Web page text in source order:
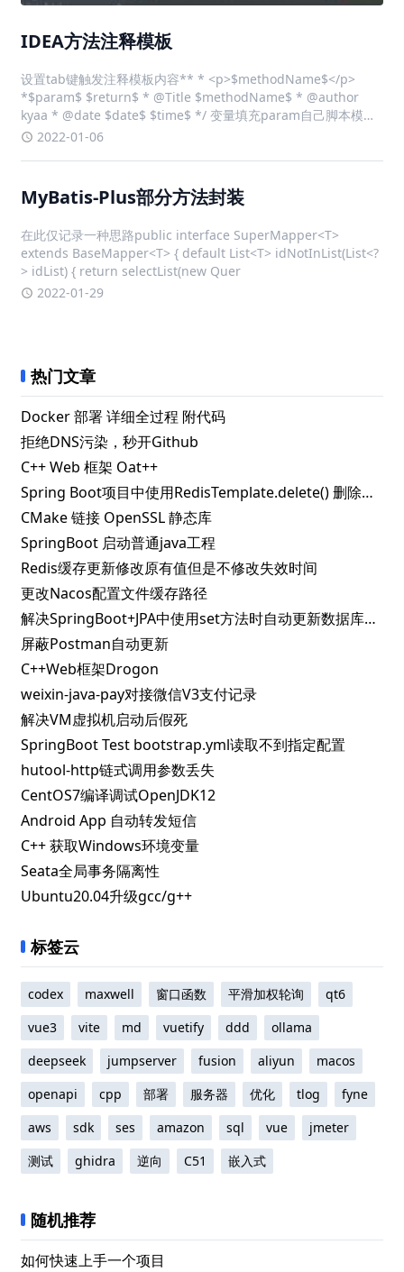
IDEA方法注释模板
设置tab键触发注释模板内容** * <p>$methodName$</p>
*$param$ $return$ * @Title $methodName$ * @author
kyaa * @date $date$ $time$ */ 变量填充param自己脚本模拟
def result
2022-01-06
MyBatis-Plus部分方法封装
在此仅记录一种思路public interface SuperMapper<T>
extends BaseMapper<T> { default List<T> idNotInList(List<?
> idList) { return selectList(new Quer
2022-01-29
热门文章
Docker 部署 详细全过程 附代码
拒绝DNS污染，秒开Github
C++ Web 框架 Oat++
Spring Boot项目中使用RedisTemplate.delete() 删除指定key失败的解决办法
CMake 链接 OpenSSL 静态库
SpringBoot 启动普通java工程
Redis缓存更新修改原有值但是不修改失效时间
更改Nacos配置文件缓存路径
解决SpringBoot+JPA中使用set方法时自动更新数据库问题
屏蔽Postman自动更新
C++Web框架Drogon
weixin-java-pay对接微信V3支付记录
解决VM虚拟机启动后假死
SpringBoot Test bootstrap.yml读取不到指定配置
hutool-http链式调用参数丢失
CentOS7编译调试OpenJDK12
Android App 自动转发短信
C++ 获取Windows环境变量
Seata全局事务隔离性
Ubuntu20.04升级gcc/g++
标签云
codex maxwell 窗口函数 平滑加权轮询
qt6
vue3
vite md vuetify ddd
ollama
deepseek
jumpserver fusion aliyun
macos
openapi
cpp 部署 服务器 优化 tlog
fyne
aws
sdk ses amazon sql vue
jmeter
测试
ghidra 逆向 C51 嵌入式
随机推荐
如何快速上手一个项目